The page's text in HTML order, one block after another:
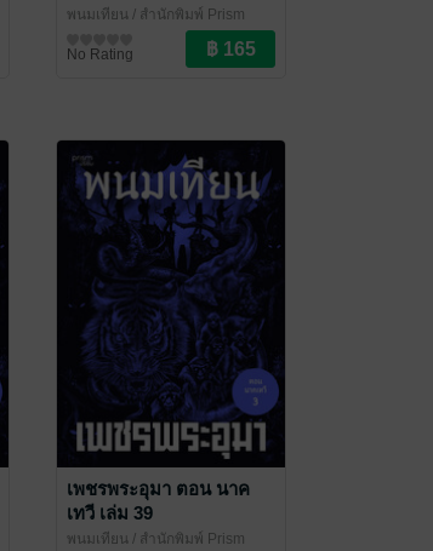
พนมเทียน / สำนักพิมพ์ Prism
นิยายผจญภัย/บู๊แอกชัน
No Rating
เพชรพระอุมา ตอน นาค
เทวี เล่ม 39
พนมเทียน / สำนักพิมพ์ Prism